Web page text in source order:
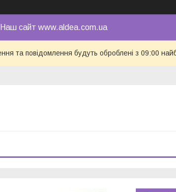
Наш сайт www.aldea.com.ua
та повідомлення будуть оброблені з 09:00